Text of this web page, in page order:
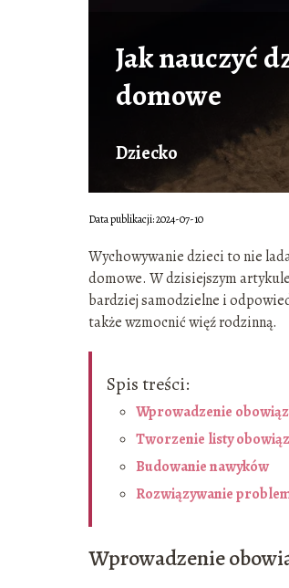
Jak nauczyć
domowe
Dziecko
Data publikacji: 2024-07-10
Wychowywanie dzieci to nie
domowe. W dzisiejszym
bardziej samodzielne i
także wzmocnić więź rodzinną.
Spis treści:
Wprowadzenie
Tworzenie listy
Budowanie nawyków
Rozwiązywanie
Wprowadzenie